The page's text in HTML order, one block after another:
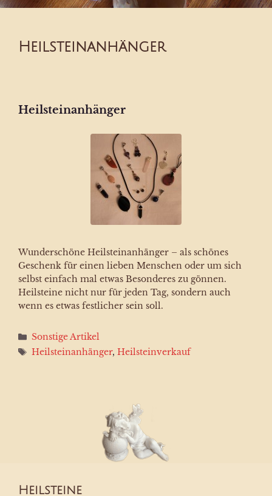
Heilsteinanhänger
Heilsteinanhänger
Wunderschöne Heilsteinanhänger – als schönes
Geschenk für einen lieben Menschen oder um sich
selbst einfach mal etwas Besonderes zu gönnen.
Heilsteine nicht nur für jeden Tag, sondern auch
wenn es etwas festlicher sein soll.
Kategorien
Sonstige Artikel
Schlagwörter
Heilsteinanhänger,Heilsteinverkauf
Heilsteine